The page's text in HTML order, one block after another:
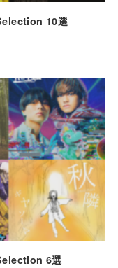
10選
6選